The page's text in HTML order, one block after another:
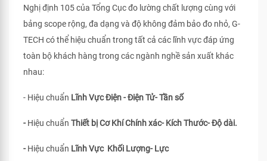
Nghị định 105 của Tổng Cục đo lường chất lượng cùng với
bảng scope rộng, đa dạng và độ không đảm bảo đo nhỏ, G-
TECH có thể hiệu chuẩn trong tất cả các lĩnh vực đáp ứng
toàn bộ khách hàng trong các ngành nghề sản xuất khác
nhau:
- Hiệu chuẩn Lĩnh Vực Điện - Điện Tử- Tần số
-Hiệu chuẩn Thiết bị Cơ Khí Chính xác- Kích Thước- Độ dài.
-Hiệu chuẩn Lĩnh Vực Khối Lượng- Lực